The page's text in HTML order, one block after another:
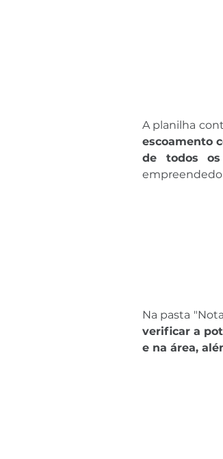
A planilha
escoamento
de todos os
Na pasta
verificar a
e na área,